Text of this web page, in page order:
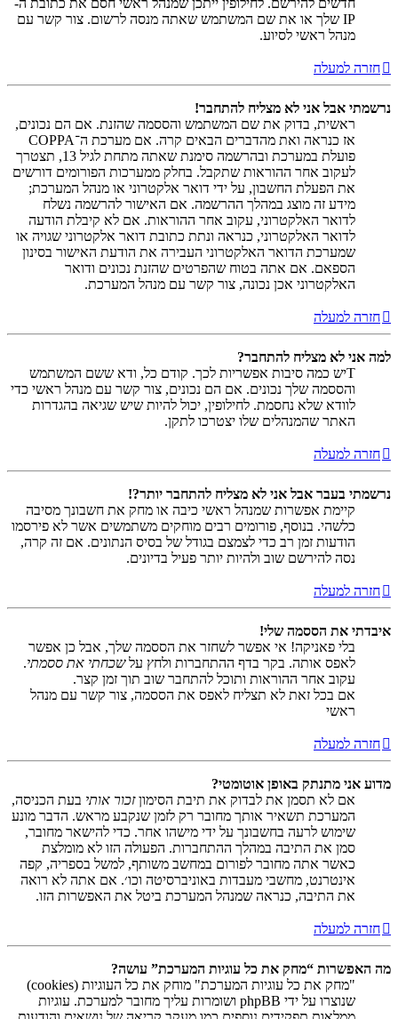
חדשים להירשם. לחילופין ייתכן שמנהל ראשי חסם את כתובת ה-
IP שלך או את שם המשתמש שאתה מנסה לרשום. צור קשר עם
מנהל ראשי לסיוע.
חזרה למעלה
נרשמתי אבל אני לא מצליח להתחבר!
ראשית, בדוק את שם המשתמש והססמה שהזנת. אם הם נכונים,
אז כנראה ואת מהדברים הבאים קרה. אם מערכת ה־COPPA
פועלת במערכת ובהרשמה סימנת שאתה מתחת לגיל 13, תצטרך
לעקוב אחר ההוראות שתקבל. בחלק ממערכות הפורומים דורשים
את הפעלת החשבון, על ידי דואר אלקטרוני או מנהל המערכת;
מידע זה מוצג במהלך ההרשמה. אם האישור להרשמה נשלח
לדואר האלקטרוני, עקוב אחר ההוראות. אם לא קיבלת הודעה
לדואר האלקטרוני, כנראה ונתת כתובת דואר אלקטרוני שגויה או
שמערכת הדואר האלקטרוני העבירה את הודעת האישור בסינון
הספאם. אם אתה בטוח שהפרטים שהזנת נכונים ודואר
האלקטרוני אכן נכונה, צור קשר עם מנהל המערכת.
חזרה למעלה
למה אני לא מצליח להתחבר?
Tיש כמה סיבות אפשריות לכך. קודם כל, ודא ששם המשתמש
והססמה שלך נכונים. אם הם נכונים, צור קשר עם מנהל ראשי כדי
לוודא שלא נחסמת. לחילופין, יכול להיות שיש שגיאה בהגדרות
האתר שהמנהלים שלו יצטרכו לתקן.
חזרה למעלה
נרשמתי בעבר אבל אני לא מצליח להתחבר יותר?!
קיימת אפשרות שמנהל ראשי כיבה או מחק את חשבונך מסיבה
כלשהי. בנוסף, פורומים רבים מוחקים משתמשים אשר לא פירסמו
הודעות זמן רב כדי לצמצם בגודל של בסיס הנתונים. אם זה קרה,
נסה להירשם שוב ולהיות יותר פעיל בדיונים.
חזרה למעלה
איבדתי את הססמה שלי!
בלי פאניקה! אי אפשר לשחזר את הססמה שלך, אבל כן אפשר
לאפס אותה. בקר בדף ההתחברות ולחץ עלשכחתי את ססמתי.
עקוב אחר ההוראות ותוכל להתחבר שוב תוך זמן קצר.
אם בכל זאת לא תצליח לאפס את הססמה, צור קשר עם מנהל
ראשי
חזרה למעלה
מדוע אני מתנתק באופן אוטומטי?
אם לא תסמן את לבדוק את תיבת הסימוןזכור אותי בעת הכניסה,
המערכת תשאיר אותך מחובר רק לזמן שנקבע מראש. הדבר מונע
שימוש לרעה בחשבונך על ידי מישהו אחר. כדי להישאר מחובר,
סמן את התיבה במהלך ההתחברות. הפעולה הזו לא מומלצת
כאשר אתה מחובר לפורום במחשב משותף, למשל בספריה, קפה
אינטרנט, מחשבי מעבדות באוניברסיטה וכו׳. אם אתה לא רואה
את התיבה, כנראה שמנהל המערכת ביטל את האפשרות הזו.
חזרה למעלה
מה האפשרות “מחק את כל עוגיות המערכת” עושה?
"מחק את כל עוגיות המערכת" מוחק את כל העוגיות (cookies)
שנוצרו על ידי phpBB ושומרות עליך מחובר למערכת. עוגיות